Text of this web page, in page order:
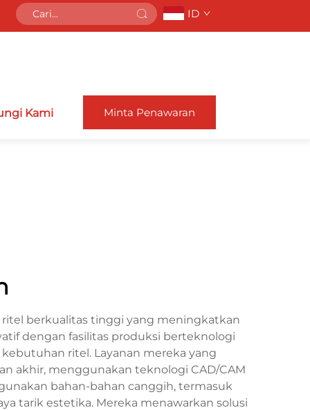
ID
Kami Minta Penawaran
berkualitas tinggi yang meningkatkan
dengan fasilitas produksi berteknologi
ritel. Layanan mereka yang
akhir, menggunakan teknologi CAD/CAM
bahan-bahan canggih, termasuk
tarik estetika. Mereka menawarkan solusi